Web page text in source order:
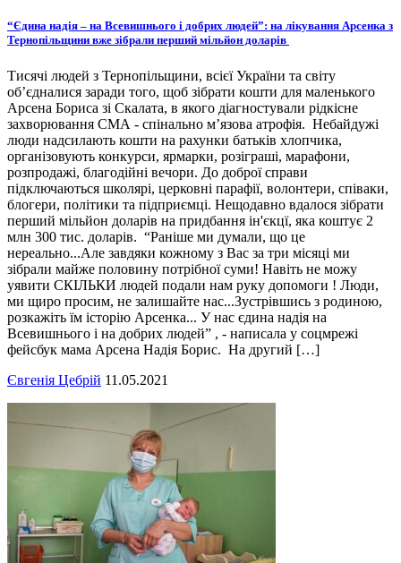
“Єдина надія – на Всевишнього і добрих людей”: на лікування Арсенка з
Тернопільщини вже зібрали перший мільйон доларів
Тисячі людей з Тернопільщини, всієї України та світу
об’єдналися заради того, щоб зібрати кошти для маленького
Арсена Бориса зі Скалата, в якого діагностували рідкісне
захворювання СМА - спінально м’язова атрофія. Небайдужі
люди надсилають кошти на рахунки батьків хлопчика,
організовують конкурси, ярмарки, розіграші, марафони,
розпродажі, благодійні вечори. До доброї справи
підключаються школярі, церковні парафії, волонтери, співаки,
блогери, політики та підприємці. Нещодавно вдалося зібрати
перший мільйон доларів на придбання ін'єкцї, яка коштує 2
млн 300 тис. доларів. “Раніше ми думали, що це
нереально...Але завдяки кожному з Вас за три місяці ми
зібрали майже половину потрібної суми! Навіть не можу
уявити СКІЛЬКИ людей подали нам руку допомоги ! Люди,
ми щиро просим, не залишайте нас...Зустрівшись з родиною,
розкажіть їм історію Арсенка... У нас єдина надія на
Всевишнього і на добрих людей” , - написала у соцмрежі
фейсбук мама Арсена Надія Борис. На другий […]
Євгенія Цебрій 11.05.2021